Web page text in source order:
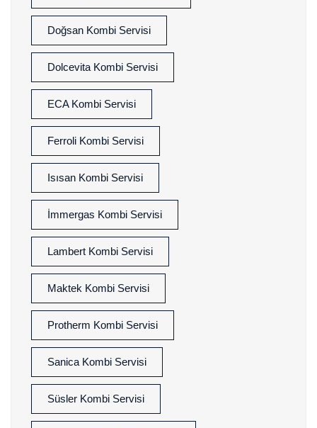
Doğsan Kombi Servisi
Dolcevita Kombi Servisi
ECA Kombi Servisi
Ferroli Kombi Servisi
Isısan Kombi Servisi
İmmergas Kombi Servisi
Lambert Kombi Servisi
Maktek Kombi Servisi
Protherm Kombi Servisi
Sanica Kombi Servisi
Süsler Kombi Servisi